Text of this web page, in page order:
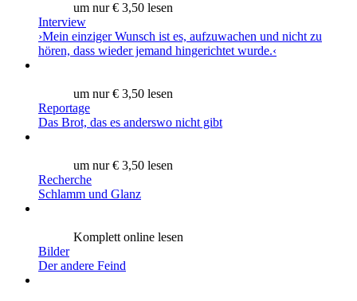
um nur € 3,50 lesen
Interview
›Mein einziger Wunsch ist es, aufzuwachen und nicht zu
hören, dass wieder jemand hingerichtet wurde.‹
um nur € 3,50 lesen
Reportage
Das Brot, das es anderswo nicht gibt
um nur € 3,50 lesen
Recherche
Schlamm und Glanz
Komplett online lesen
Bilder
Der andere Feind